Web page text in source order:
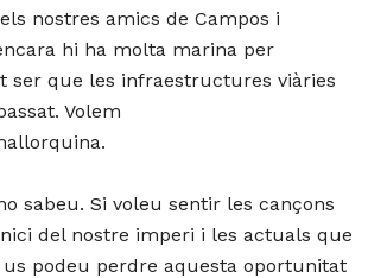
nostres amics de Campos i
hi ha molta marina per
ser que les infraestructures viàries
Volem
sabeu. Si voleu sentir les cançons
del nostre imperi i les actuals que
podeu perdre aquesta oportunitat